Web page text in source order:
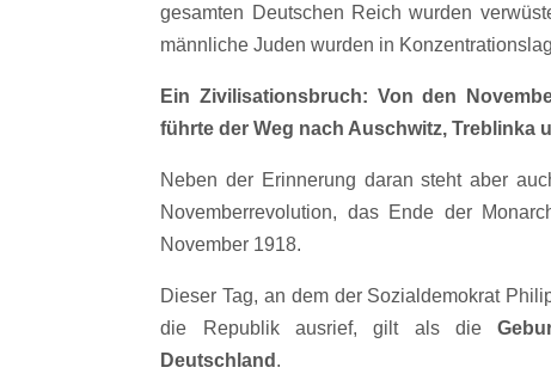
gesamten Deutschen Reich wurden
männliche Juden wurden in
Ein Zivilisationsbruch: Von den
führte der Weg nach Auschwitz, Treblinka
Neben der Erinnerung daran steht aber
Novemberrevolution, das Ende der
November 1918.
Dieser Tag, an dem der Sozialdemokrat
die Republik ausrief, gilt als die
Deutschland .